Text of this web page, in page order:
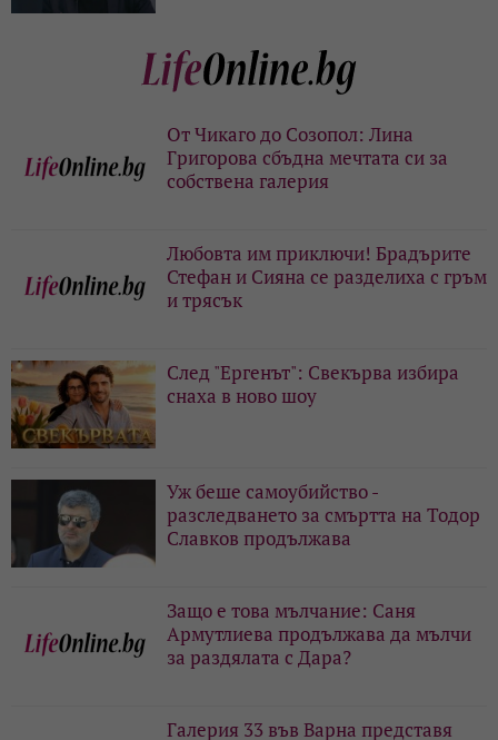
От Чикаго до Созопол: Лина
Григорова сбъдна мечтата си за
собствена галерия
Любовта им приключи! Брадърите
Стефан и Сияна се разделиха с гръм
и трясък
След "Ергенът": Свекърва избира
снаха в ново шоу
Уж беше самоубийство -
разследването за смъртта на Тодор
Славков продължава
Защо е това мълчание: Саня
Армутлиева продължава да мълчи
за раздялата с Дара?
Галерия 33 във Варна представя